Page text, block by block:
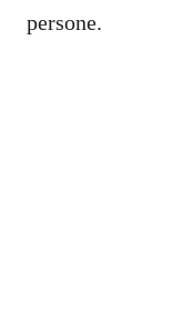
persone.